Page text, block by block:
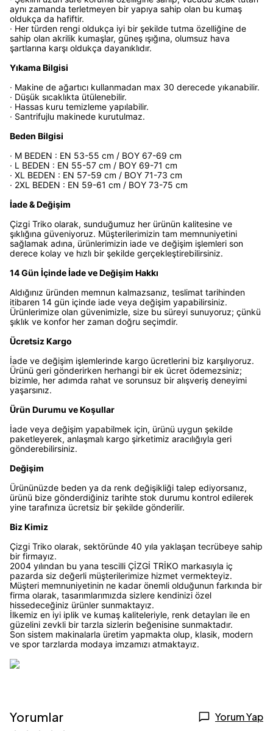
aynı zamanda terletmeyen bir yapıya sahip olan bu kumaş
oldukça da hafiftir.
· Her türden rengi oldukça iyi bir şekilde tutma özelliğine de
sahip olan akrilik kumaşlar, güneş ışığına, olumsuz hava
şartlarına karşı oldukça dayanıklıdır.
Yıkama Bilgisi
· Makine de ağartıcı kullanmadan max 30 derecede yıkanabilir.
· Düşük sıcaklıkta ütülenebilir.
· Hassas kuru temizleme yapılabilir.
· Santrifujlu makinede kurutulmaz.
Beden Bilgisi
· M BEDEN : EN 53-55 cm / BOY 67-69 cm
· L BEDEN : EN 55-57 cm / BOY 69-71 cm
· XL BEDEN : EN 57-59 cm / BOY 71-73 cm
· 2XL BEDEN : EN 59-61 cm / BOY 73-75 cm
İade & Değişim
Çizgi Triko olarak, sunduğumuz her ürünün kalitesine ve
şıklığına güveniyoruz. Müşterilerimizin tam memnuniyetini
sağlamak adına, ürünlerimizin iade ve değişim işlemleri son
derece kolay ve hızlı bir şekilde gerçekleştirebilirsiniz.
14 Gün İçinde İade ve Değişim Hakkı
Aldığınız üründen memnun kalmazsanız, teslimat tarihinden
itibaren 14 gün içinde iade veya değişim yapabilirsiniz.
Ürünlerimize olan güvenimizle, size bu süreyi sunuyoruz; çünkü
şıklık ve konfor her zaman doğru seçimdir.
Ücretsiz Kargo
İade ve değişim işlemlerinde kargo ücretlerini biz karşılıyoruz.
Ürünü geri gönderirken herhangi bir ek ücret ödemezsiniz;
bizimle, her adımda rahat ve sorunsuz bir alışveriş deneyimi
yaşarsınız.
Ürün Durumu ve Koşullar
İade veya değişim yapabilmek için, ürünü uygun şekilde
paketleyerek, anlaşmalı kargo şirketimiz aracılığıyla geri
gönderebilirsiniz.
Değişim
Ürününüzde beden ya da renk değişikliği talep ediyorsanız,
ürünü bize gönderdiğiniz tarihte stok durumu kontrol edilerek
yine tarafınıza ücretsiz bir şekilde gönderilir.
Biz Kimiz
Çizgi Triko olarak, sektöründe 40 yıla yaklaşan tecrübeye sahip
bir firmayız.
2004 yılından bu yana tescilli ÇİZGİ TRİKO markasıyla iç
pazarda siz değerli müşterilerimize hizmet vermekteyiz.
Müşteri memnuniyetinin ne kadar önemli olduğunun farkında bir
firma olarak, tasarımlarımızda sizlere kendinizi özel
hissedeceğiniz ürünler sunmaktayız.
İlkemiz en iyi iplik ve kumaş kaliteleriyle, renk detayları ile en
güzelini zevkli bir tarzla sizlerin beğenisine sunmaktadır.
Son sistem makinalarla üretim yapmakta olup, klasik, modern
ve spor tarzlarda modaya imzamızı atmaktayız.
Yorumlar Yorum Yap